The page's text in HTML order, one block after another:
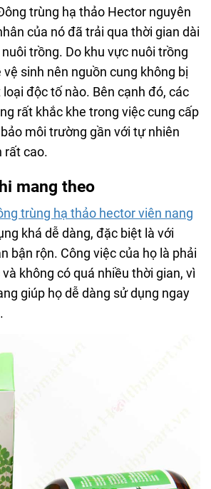
trùng hạ thảo Hector nguyên
của nó đã trải qua thời gian dài
trồng. Do khu vực nuôi trồng
sinh nên nguồn cung không bị
độc tố nào. Bên cạnh đó, các
rất khắc khe trong việc cung cấp
môi trường gần với tự nhiên
rất cao.
mang theo
trùng hạ thảo hector viên nang
khá dễ dàng, đặc biệt là với
bận rộn. Công việc của họ là phải
không có quá nhiều thời gian, vì
giúp họ dễ dàng sử dụng ngay